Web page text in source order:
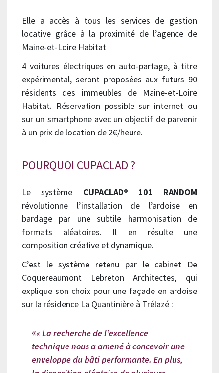
Elle a accès à tous les services de gestion
locative grâce à la proximité de l’agence de
Maine-et-Loire Habitat :
4 voitures électriques en auto-partage, à titre
expérimental, seront proposées aux futurs 90
résidents des immeubles de Maine-et-Loire
Habitat. Réservation possible sur internet ou
sur un smartphone avec un objectif de parvenir
à un prix de location de 2€/heure.
POURQUOI CUPACLAD ?
Le système CUPACLAD® 101 RANDOM
révolutionne l’installation de l’ardoise en
bardage par une subtile harmonisation de
formats aléatoires. Il en résulte une
composition créative et dynamique.
C’est le système retenu par le cabinet De
Coquereaumont Lebreton Architectes, qui
explique son choix pour une façade en ardoise
sur la résidence La Quantinière à Trélazé :
« La recherche de l’excellence
technique nous a amené à concevoir une
enveloppe du bâti performante. En plus,